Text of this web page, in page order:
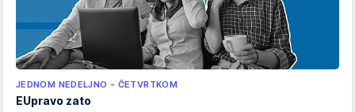
JEDNOM NEDELJNO - ČETVRTKOM
EUpravo zato